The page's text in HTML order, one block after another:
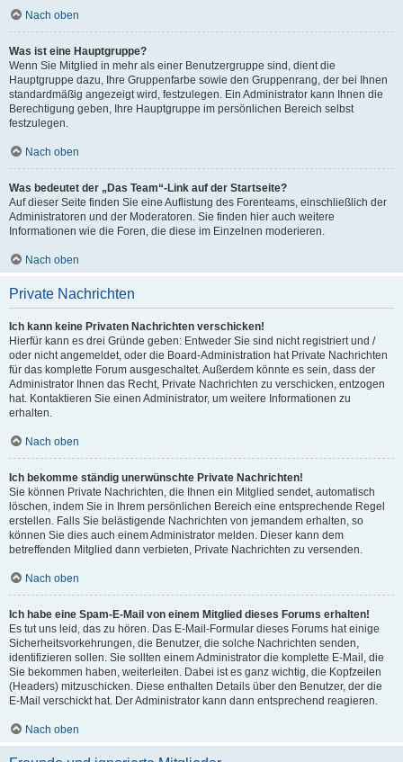
Nach oben
Was ist eine Hauptgruppe?
Wenn Sie Mitglied in mehr als einer Benutzergruppe sind, dient die
Hauptgruppe dazu, Ihre Gruppenfarbe sowie den Gruppenrang, der bei Ihnen
standardmäßig angezeigt wird, festzulegen. Ein Administrator kann Ihnen die
Berechtigung geben, Ihre Hauptgruppe im persönlichen Bereich selbst
festzulegen.
Nach oben
Was bedeutet der „Das Team“-Link auf der Startseite?
Auf dieser Seite finden Sie eine Auflistung des Forenteams, einschließlich der
Administratoren und der Moderatoren. Sie finden hier auch weitere
Informationen wie die Foren, die diese im Einzelnen moderieren.
Nach oben
Private Nachrichten
Ich kann keine Privaten Nachrichten verschicken!
Hierfür kann es drei Gründe geben: Entweder Sie sind nicht registriert und /
oder nicht angemeldet, oder die Board-Administration hat Private Nachrichten
für das komplette Forum ausgeschaltet. Außerdem könnte es sein, dass der
Administrator Ihnen das Recht, Private Nachrichten zu verschicken, entzogen
hat. Kontaktieren Sie einen Administrator, um weitere Informationen zu
erhalten.
Nach oben
Ich bekomme ständig unerwünschte Private Nachrichten!
Sie können Private Nachrichten, die Ihnen ein Mitglied sendet, automatisch
löschen, indem Sie in Ihrem persönlichen Bereich eine entsprechende Regel
erstellen. Falls Sie belästigende Nachrichten von jemandem erhalten, so
können Sie dies auch einem Administrator melden. Dieser kann dem
betreffenden Mitglied dann verbieten, Private Nachrichten zu versenden.
Nach oben
Ich habe eine Spam-E-Mail von einem Mitglied dieses Forums erhalten!
Es tut uns leid, das zu hören. Das E-Mail-Formular dieses Forums hat einige
Sicherheitsvorkehrungen, die Benutzer, die solche Nachrichten senden,
identifizieren sollen. Sie sollten einem Administrator die komplette E-Mail, die
Sie bekommen haben, weiterleiten. Dabei ist es ganz wichtig, die Kopfzeilen
(Headers) mitzuschicken. Diese enthalten Details über den Benutzer, der die
E-Mail verschickt hat. Der Administrator kann dann entsprechend reagieren.
Nach oben